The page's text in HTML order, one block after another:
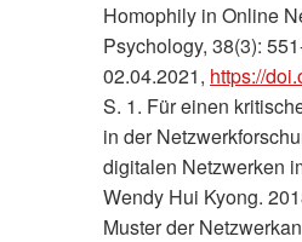
Homophily in Online
Psychology, 38(3):
02.04.2021, https://
S. 1. Für einen
in der
digitalen Netzwerken
Wendy Hui Kyong.
Muster der